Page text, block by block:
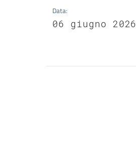
Data:
06 giugno 2026